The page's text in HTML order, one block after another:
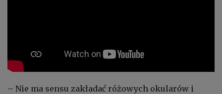
– Nie ma sensu zakładać różowych okularów i